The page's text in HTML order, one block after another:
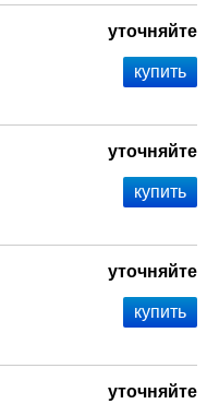
уточняйте
уточняйте
уточняйте
уточняйте